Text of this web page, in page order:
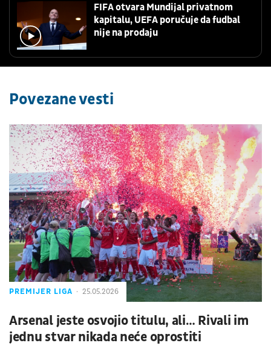
FIFA otvara Mundijal privatnom
kapitalu, UEFA poručuje da fudbal
nije na prodaju
Povezane vesti
PREMIJER LIGA 25.05.2026
Arsenal jeste osvojio titulu, ali… Rivali im
jednu stvar nikada neće oprostiti